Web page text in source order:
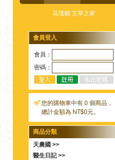
花壇鄉 艾草之家
會員登入
會員：
密碼：
您的購物車中有 0 個商品，
總計金額為 NT$0元。
商品分類
天農國 >>
醫生日記 >>